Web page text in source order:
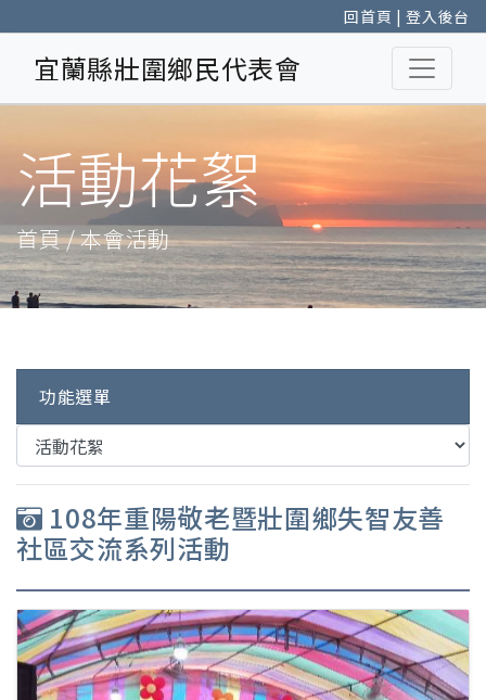
回首頁 |登入後台
宜蘭縣壯圍鄉民代表會
活動花絮
首頁 / 本會活動
功能選單
108年重陽敬老暨壯圍鄉失智友善
社區交流系列活動